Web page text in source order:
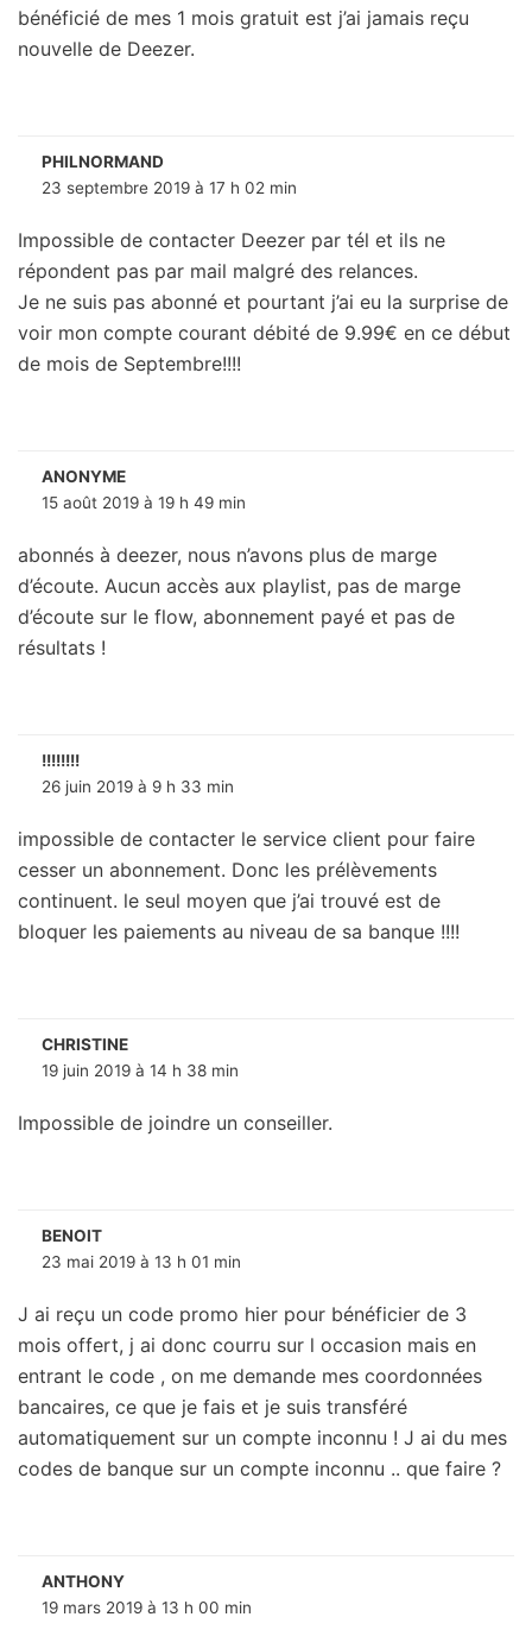
bénéficié de mes 1 mois gratuit est j’ai jamais reçu
nouvelle de Deezer.
PHILNORMAND
23 septembre 2019 à 17 h 02 min
Impossible de contacter Deezer par tél et ils ne
répondent pas par mail malgré des relances.
Je ne suis pas abonné et pourtant j’ai eu la surprise de
voir mon compte courant débité de 9.99€ en ce début
de mois de Septembre!!!!
ANONYME
15 août 2019 à 19 h 49 min
abonnés à deezer, nous n’avons plus de marge
d’écoute. Aucun accès aux playlist, pas de marge
d’écoute sur le flow, abonnement payé et pas de
résultats !
!!!!!!!!
26 juin 2019 à 9 h 33 min
impossible de contacter le service client pour faire
cesser un abonnement. Donc les prélèvements
continuent. le seul moyen que j’ai trouvé est de
bloquer les paiements au niveau de sa banque !!!!
CHRISTINE
19 juin 2019 à 14 h 38 min
Impossible de joindre un conseiller.
BENOIT
23 mai 2019 à 13 h 01 min
J ai reçu un code promo hier pour bénéficier de 3
mois offert, j ai donc courru sur l occasion mais en
entrant le code , on me demande mes coordonnées
bancaires, ce que je fais et je suis transféré
automatiquement sur un compte inconnu ! J ai du mes
codes de banque sur un compte inconnu .. que faire ?
ANTHONY
19 mars 2019 à 13 h 00 min